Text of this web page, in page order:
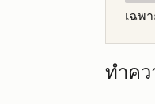
เฉพา
ทำค